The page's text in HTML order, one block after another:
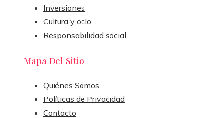
Inversiones
Cultura y ocio
Responsabilidad social
Mapa Del Sitio
Quiénes Somos
Políticas de Privacidad
Contacto